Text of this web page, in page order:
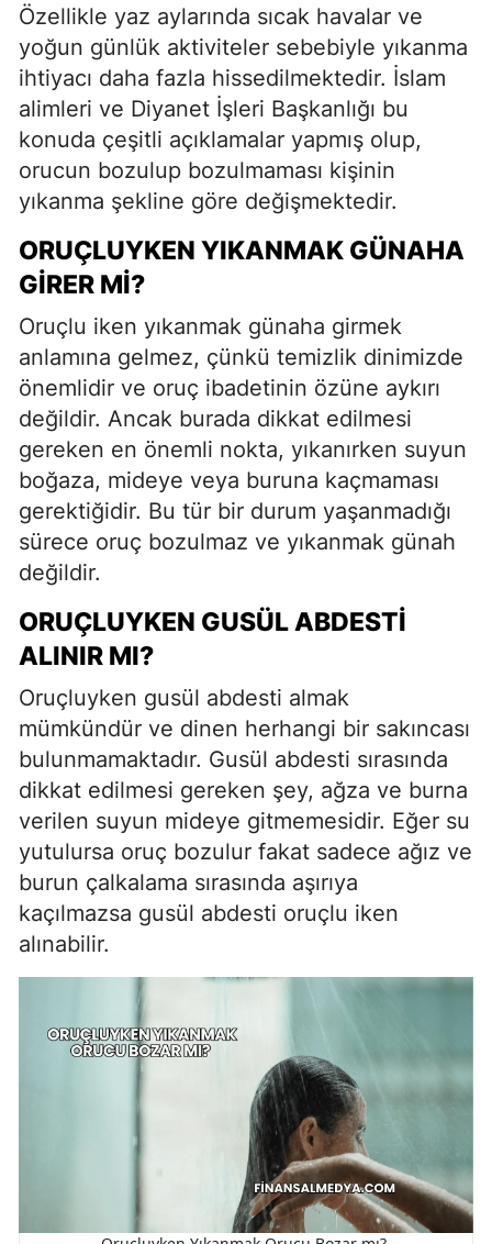
Özellikle yaz aylarında sıcak havalar ve
yoğun günlük aktiviteler sebebiyle yıkanma
ihtiyacı daha fazla hissedilmektedir. İslam
alimleri ve Diyanet İşleri Başkanlığı bu
konuda çeşitli açıklamalar yapmış olup,
orucun bozulup bozulmaması kişinin
yıkanma şekline göre değişmektedir.
ORUÇLUYKEN YIKANMAK GÜNAHA
GIRER MI?
Oruçlu iken yıkanmak günaha girmek
anlamına gelmez, çünkü temizlik dinimizde
önemlidir ve oruç ibadetinin özüne aykırı
değildir. Ancak burada dikkat edilmesi
gereken en önemli nokta, yıkanırken suyun
boğaza, mideye veya buruna kaçmaması
gerektiğidir. Bu tür bir durum yaşanmadığı
sürece oruç bozulmaz ve yıkanmak günah
değildir.
ORUÇLUYKEN GUSÜL ABDESTI
ALINIR MI?
Oruçluyken gusül abdesti almak
mümkündür ve dinen herhangi bir sakıncası
bulunmamaktadır. Gusül abdesti sırasında
dikkat edilmesi gereken şey, ağza ve burna
verilen suyun mideye gitmemesidir. Eğer su
yutulursa oruç bozulur fakat sadece ağız ve
burun çalkalama sırasında aşırıya
kaçılmazsa gusül abdesti oruçlu iken
alınabilir.